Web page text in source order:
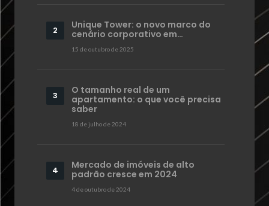
Unique Tower: o novo marco do
cenário corporativo em…
15 de outubro de 2025
O tamanho real de um
apartamento: o que você precisa
saber
18 de julho de 2024
Mercado de imóveis de alto
padrão cresce em 2024
4 de outubro de 2024